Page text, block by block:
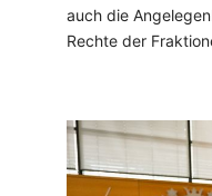
auch die
Rechte der